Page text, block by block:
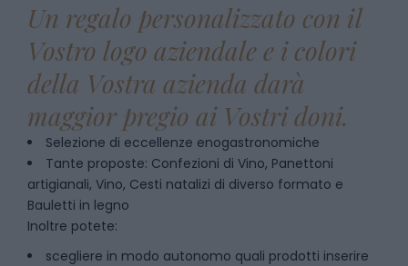
Un regalo personalizzato con il
Vostro logo aziendale e i colori
della Vostra azienda darà
maggior pregio ai Vostri doni.
Selezione di eccellenze enogastronomiche
Tante proposte: Confezioni di Vino, Panettoni
artigianali, Vino, Cesti natalizi di diverso formato e
Bauletti in legno
Inoltre potete:
scegliere in modo autonomo quali prodotti inserire